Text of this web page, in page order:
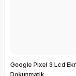
Google Pixel 3 Lcd
Dokunmatik